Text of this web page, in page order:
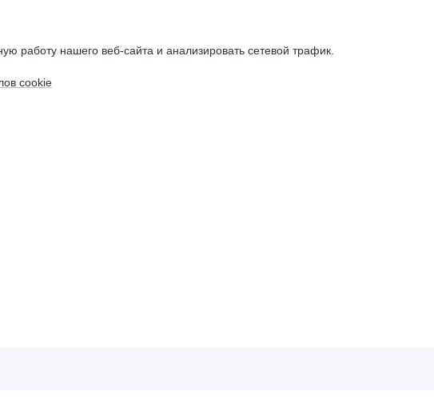
работу нашего веб-сайта и анализировать сетевой трафик.
cookie